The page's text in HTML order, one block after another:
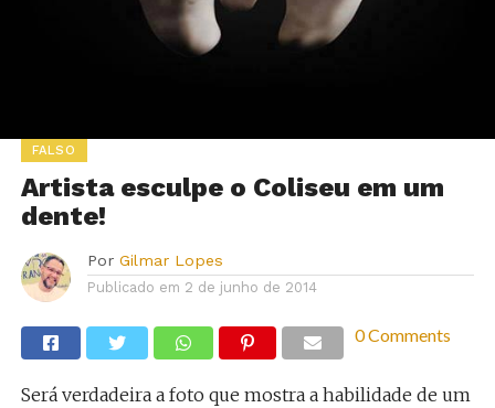
FALSO
Artista esculpe o Coliseu em um
dente!
Por Gilmar Lopes
Publicado em 2 de junho de 2014
0 Comments
Será verdadeira a foto que mostra a habilidade de um